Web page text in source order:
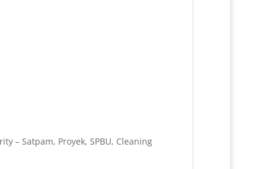
– Satpam, Proyek, SPBU, Cleaning